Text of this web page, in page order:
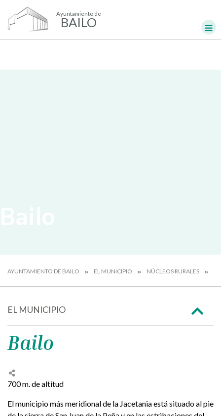
Ayuntamiento de
BAILO
AYUNTAMIENTO DE BAILO EL MUNICIPIO NÚCLEOS RURALES
EL MUNICIPIO
Bailo
700 m. de altitud
El municipio más meridional de la Jacetania está situado al pie